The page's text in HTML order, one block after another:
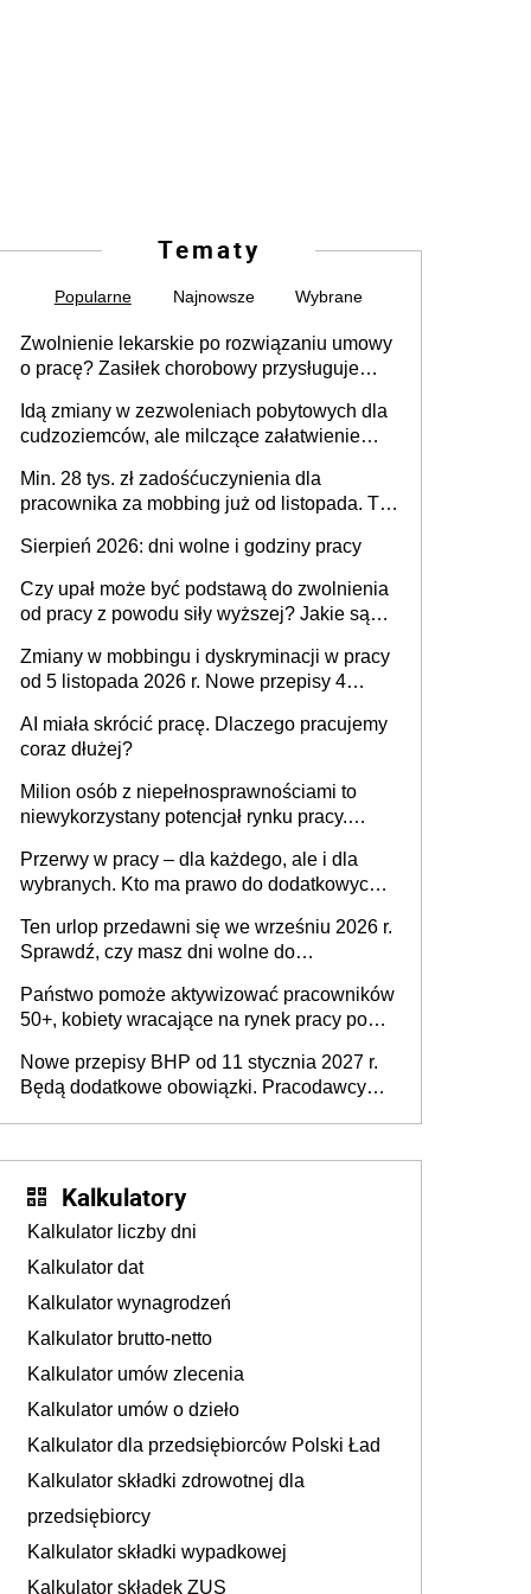
Tematy
Popularne Najnowsze Wybrane
Zwolnienie lekarskie po rozwiązaniu umowy
o pracę? Zasiłek chorobowy przysługuje
dni od ustania stosunku pracy
Idą zmiany w zezwoleniach pobytowych dla
cudzoziemców, ale milczące załatwienie
Min. 28 tys. zł zadośćuczynienia dla
pracownika za mobbing już od listopada. To
zespołu
Sierpień 2026: dni wolne i godziny pracy
Czy upał może być podstawą do zwolnienia
od pracy z powodu siły wyższej? Jakie są
Zmiany w mobbingu i dyskryminacji w pracy
od 5 listopada 2026 r. Nowe przepisy 4
Ustaw
AI miała skrócić pracę. Dlaczego pracujemy
coraz dłużej?
Milion osób z niepełnosprawnościami to
niewykorzystany potencjał rynku pracy.
dofinansowań czy refundacji, ale bariery po
stronie systemu i świadomości
pracodawców [WYWIAD]
Przerwy w pracy – dla każdego, ale i dla
wybranych. Kto ma prawo do dodatkowych
Ten urlop przedawni się we wrześniu 2026 r.
Sprawdź, czy masz dni wolne do
Państwo pomoże aktywizować pracowników
50+, kobiety wracające na rynek pracy po
osoby neuroatypowe. Powstanie Fundusz
na rzecz Inkluzywności w Zatrudnianiu?
Nowe przepisy BHP od 11 stycznia 2027 r.
Będą dodatkowe obowiązki. Pracodawcy
Kalkulatory
Kalkulator liczby dni
Kalkulator dat
Kalkulator wynagrodzeń
Kalkulator brutto-netto
Kalkulator umów zlecenia
Kalkulator umów o dzieło
Kalkulator dla przedsiębiorców Polski Ład
Kalkulator składki zdrowotnej dla
przedsiębiorcy
Kalkulator składki wypadkowej
Kalkulator składek ZUS